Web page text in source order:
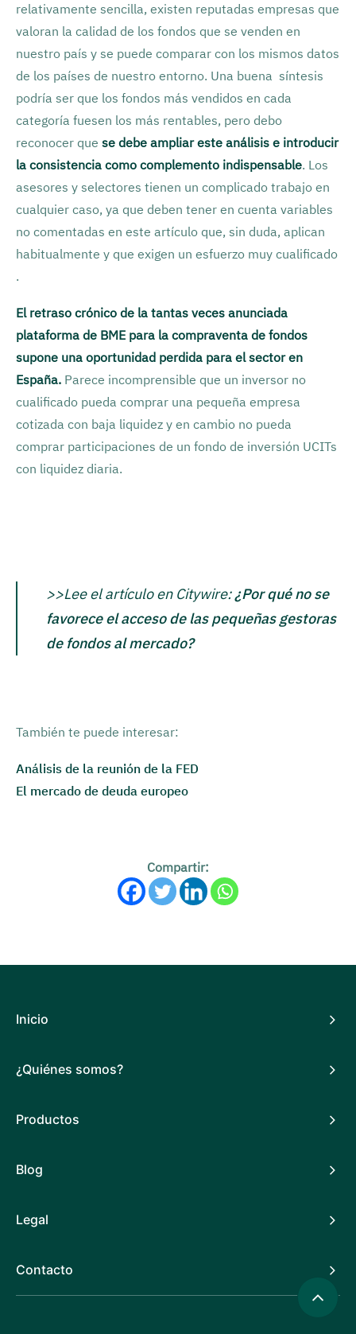
relativamente sencilla, existen reputadas empresas que
valoran la calidad de los fondos que se venden en
nuestro país y se puede comparar con los mismos datos
de los países de nuestro entorno. Una buena síntesis
podría ser que los fondos más vendidos en cada
categoría fuesen los más rentables, pero debo
reconocer que se debe ampliar este análisis e introducir
la consistencia como complemento indispensable. Los
asesores y selectores tienen un complicado trabajo en
cualquier caso, ya que deben tener en cuenta variables
no comentadas en este artículo que, sin duda, aplican
habitualmente y que exigen un esfuerzo muy cualificado
.
El retraso crónico de la tantas veces anunciada
plataforma de BME para la compraventa de fondos
supone una oportunidad perdida para el sector en
España. Parece incomprensible que un inversor no
cualificado pueda comprar una pequeña empresa
cotizada con baja liquidez y en cambio no pueda
comprar participaciones de un fondo de inversión UCITs
con liquidez diaria.
>>Lee el artículo en Citywire:¿Por qué no se
favorece el acceso de las pequeñas gestoras
de fondos al mercado?
También te puede interesar:
Análisis de la reunión de la FED
El mercado de deuda europeo
Compartir:
Inicio
¿Quiénes somos?
Productos
Blog
Legal
Contacto